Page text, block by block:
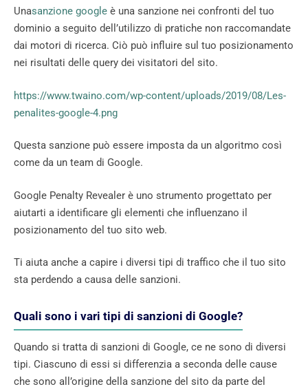
Unasanzione google è una sanzione nei confronti del tuo
dominio a seguito dell’utilizzo di pratiche non raccomandate
dai motori di ricerca. Ciò può influire sul tuo posizionamento
nei risultati delle query dei visitatori del sito.
https://www.twaino.com/wp-content/uploads/2019/08/Les-
penalites-google-4.png
Questa sanzione può essere imposta da un algoritmo così
come da un team di Google.
Google Penalty Revealer è uno strumento progettato per
aiutarti a identificare gli elementi che influenzano il
posizionamento del tuo sito web.
Ti aiuta anche a capire i diversi tipi di traffico che il tuo sito
sta perdendo a causa delle sanzioni.
Quali sono i vari tipi di sanzioni di Google?
Quando si tratta di sanzioni di Google, ce ne sono di diversi
tipi. Ciascuno di essi si differenzia a seconda delle cause
che sono all’origine della sanzione del sito da parte del